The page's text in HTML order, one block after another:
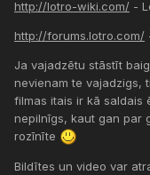
http://lotro-wiki.com/ -
http://forums.lotro.com/
Ja vajadzētu stāstīt
nevienam te vajadzigs,
filmas itais ir kā saldais
nepilnīgs, kaut gan par
rozīnīte
Bildītes un video var